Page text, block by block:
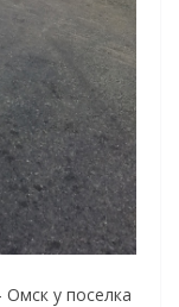
у поселка